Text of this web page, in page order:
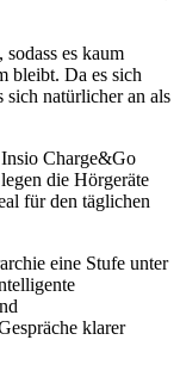
es kaum
bleibt. Da es sich
sich natürlicher an als
Charge&Go
die Hörgeräte
für den täglichen
eine Stufe unter
klarer